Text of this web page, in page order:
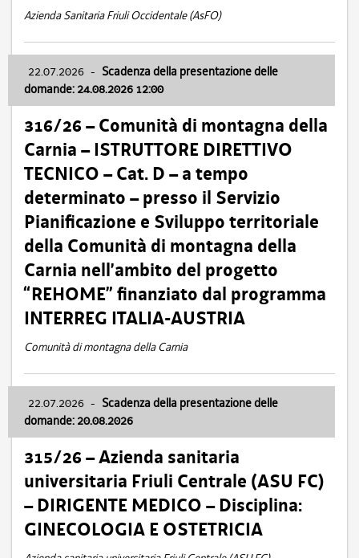
Azienda Sanitaria Friuli Occidentale (AsFO)
22.07.2026 - Scadenza della presentazione delle
domande: 24.08.2026 12:00
316/26 – Comunità di montagna della
Carnia – ISTRUTTORE DIRETTIVO
TECNICO – Cat. D – a tempo
determinato – presso il Servizio
Pianificazione e Sviluppo territoriale
della Comunità di montagna della
Carnia nell’ambito del progetto
“REHOME” finanziato dal programma
INTERREG ITALIA-AUSTRIA
Comunità di montagna della Carnia
22.07.2026 - Scadenza della presentazione delle
domande: 20.08.2026
315/26 – Azienda sanitaria
universitaria Friuli Centrale (ASU FC)
– DIRIGENTE MEDICO – Disciplina:
GINECOLOGIA E OSTETRICIA